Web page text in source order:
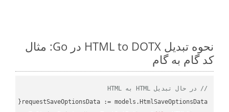
نحوه تبدیل HTML to DOTX در Go: مثال
کد گام به گام
// در حال تبدیل HTML به HTML